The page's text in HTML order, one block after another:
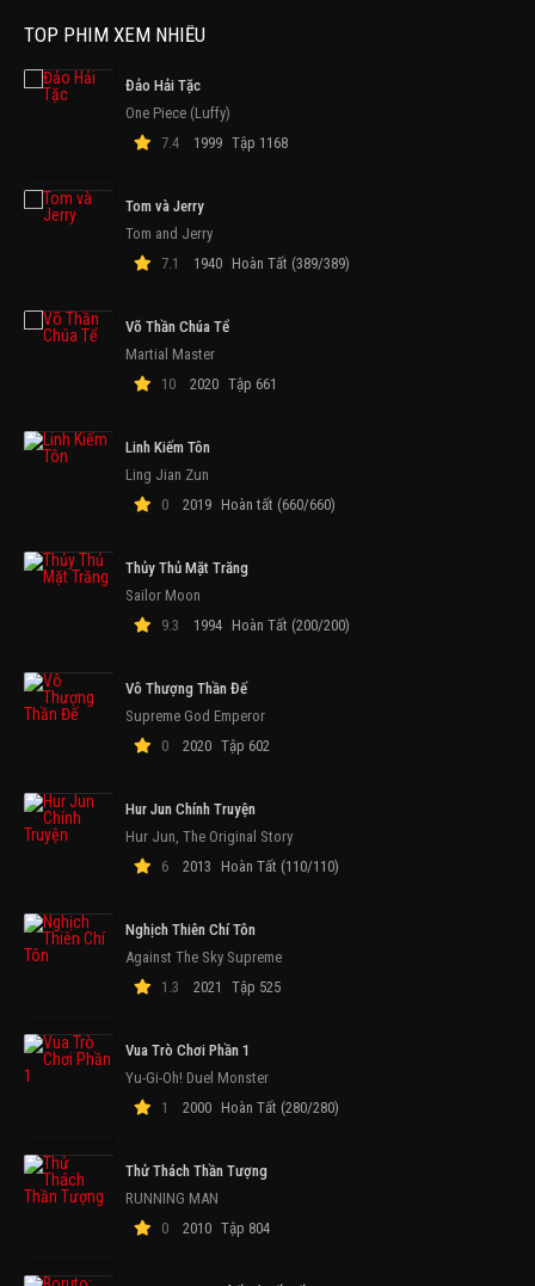
TOP PHIM XEM NHIỀU
Đảo Hải Tặc
One Piece (Luffy)
7.4
1999 Tập 1168
Tom và Jerry
Tom and Jerry
7.1
1940 Hoàn Tất (389/389)
Võ Thần Chúa Tể
Martial Master
10
2020 Tập 661
Linh Kiếm Tôn
Ling Jian Zun
0
2019 Hoàn tất (660/660)
Thủy Thủ Mặt Trăng
Sailor Moon
9.3
1994 Hoàn Tất (200/200)
Vô Thượng Thần Đế
Supreme God Emperor
0
2020 Tập 602
Hur Jun Chính Truyện
Hur Jun, The Original Story
6
2013 Hoàn Tất (110/110)
Nghịch Thiên Chí Tôn
Against The Sky Supreme
1.3
2021 Tập 525
Vua Trò Chơi Phần 1
Yu-Gi-Oh! Duel Monster
1
2000 Hoàn Tất (280/280)
Thử Thách Thần Tượng
RUNNING MAN
0
2010 Tập 804